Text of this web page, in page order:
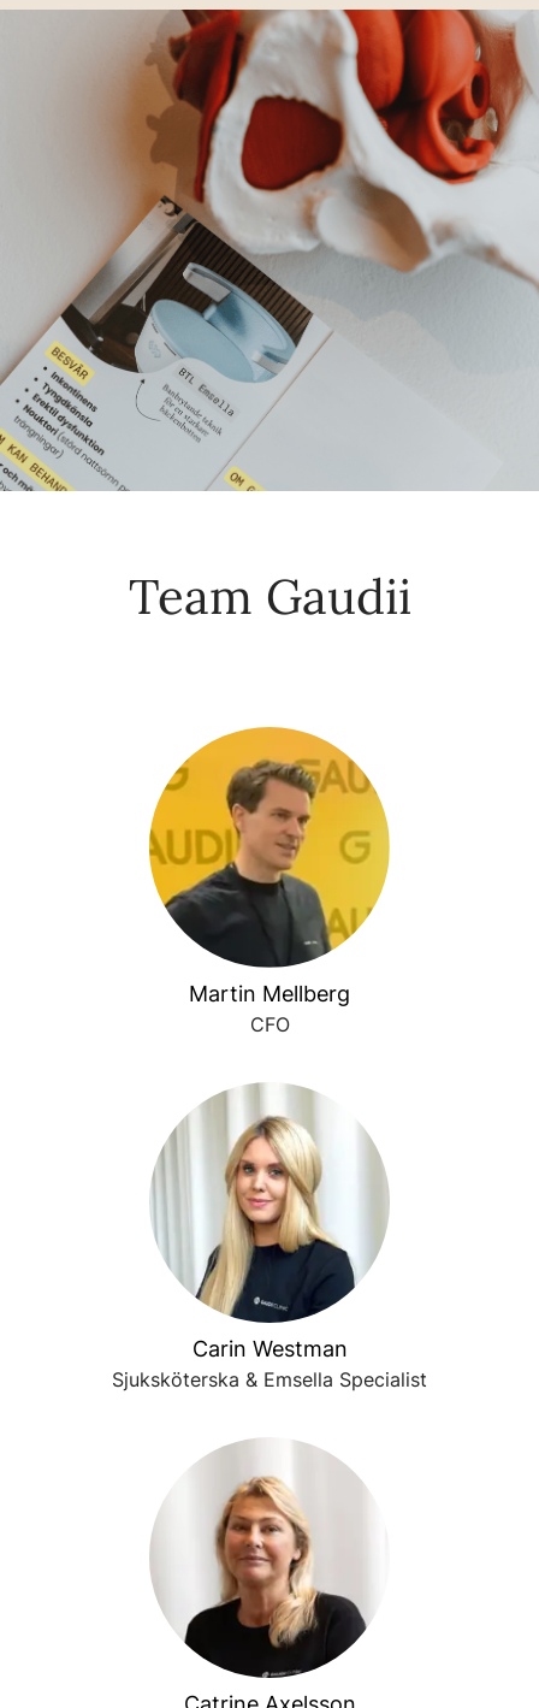
Team Gaudii
Martin Mellberg
CFO
Carin Westman
Sjuksköterska & Emsella Specialist